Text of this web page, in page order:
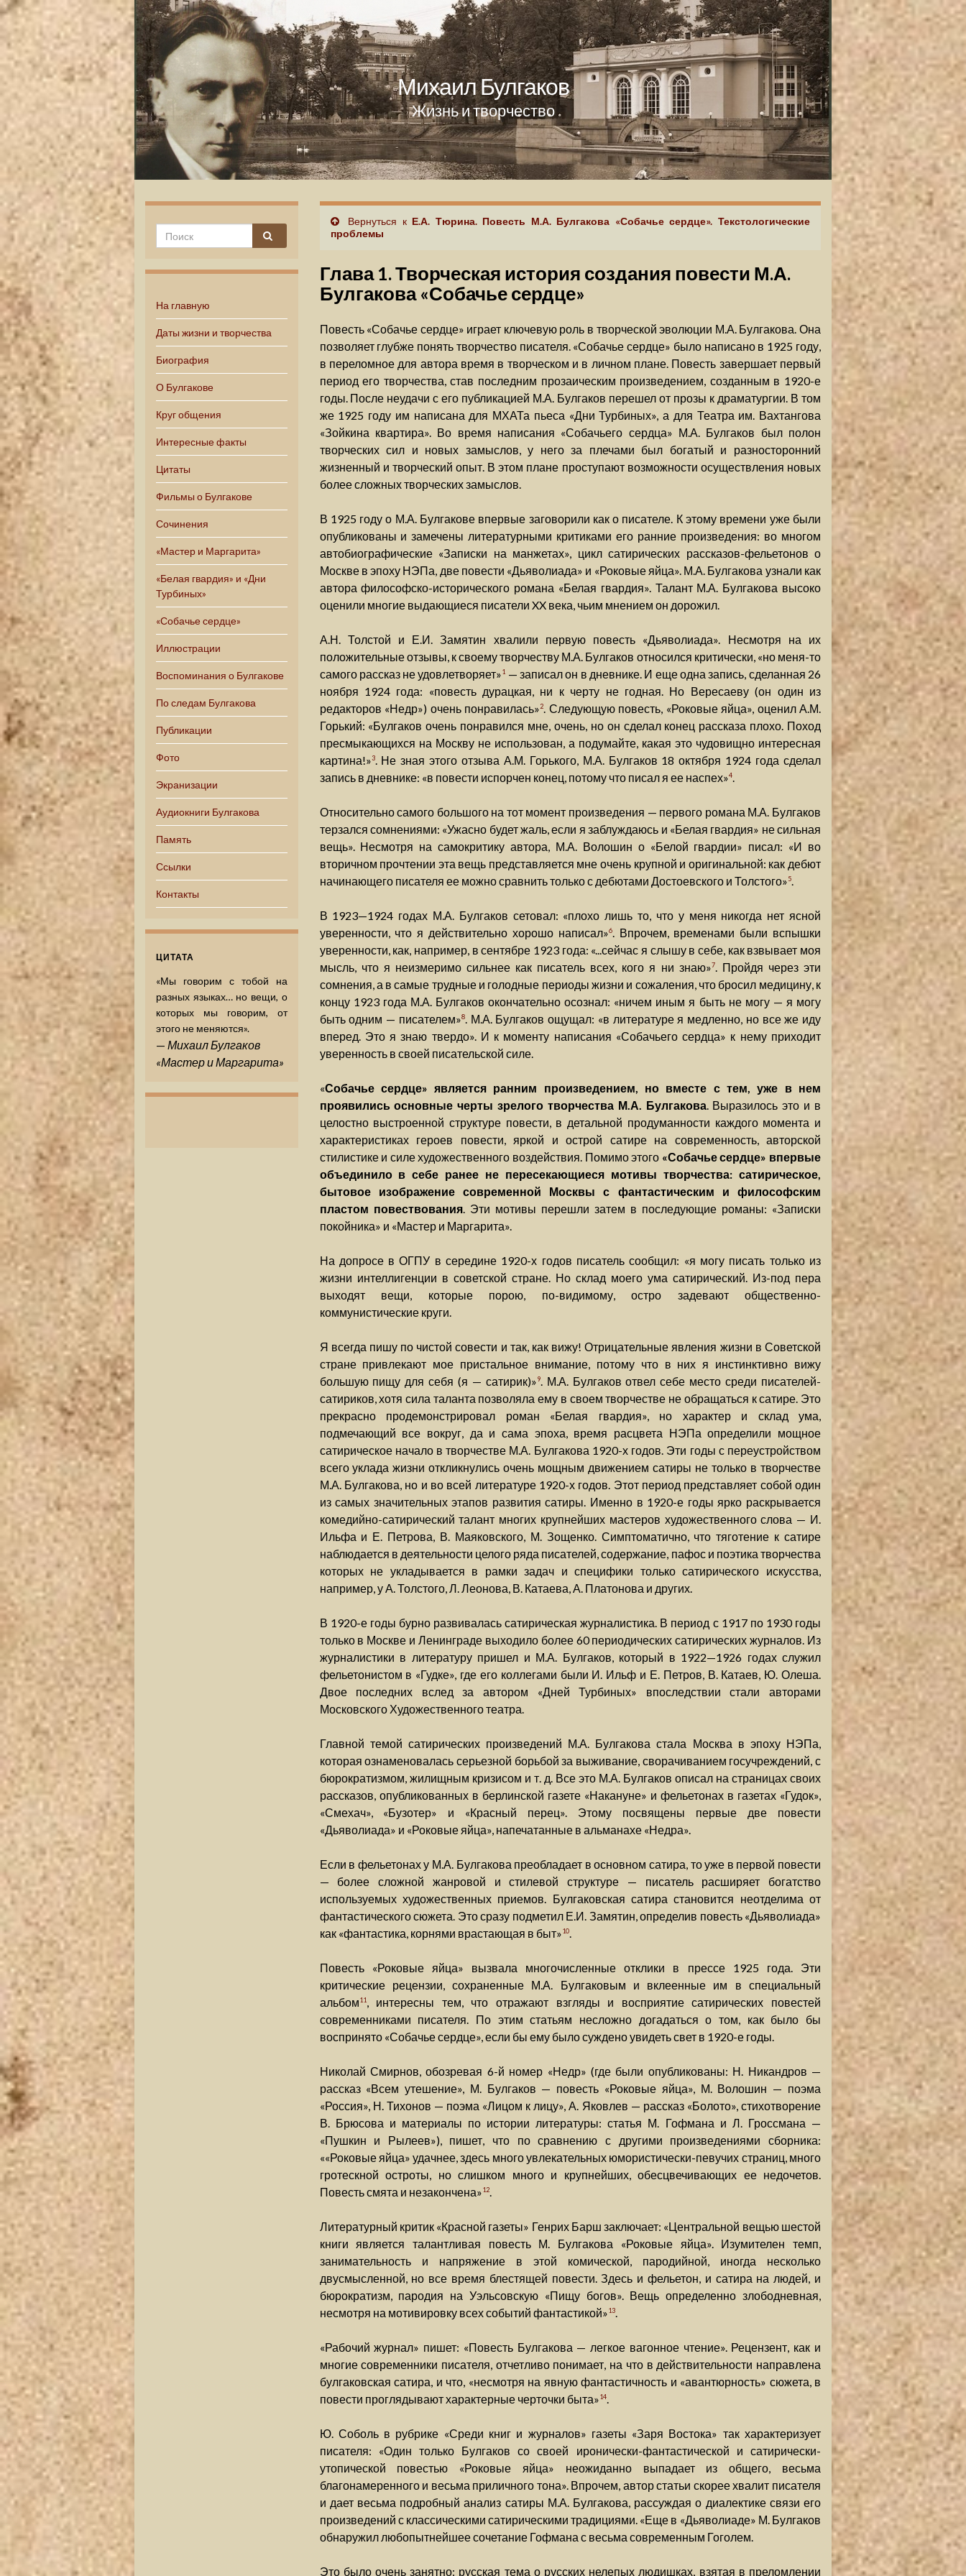
Михаил Булгаков
Жизнь и творчество
На главную
Даты жизни и творчества
Биография
О Булгакове
Круг общения
Интересные факты
Цитаты
Фильмы о Булгакове
Сочинения
«Мастер и Маргарита»
«Белая гвардия» и «Дни
Турбиных»
«Собачье сердце»
Иллюстрации
Воспоминания о Булгакове
По следам Булгакова
Публикации
Фото
Экранизации
Аудиокниги Булгакова
Память
Ссылки
Контакты
ЦИТАТА
«Мы говорим с тобой на
разных языках… но вещи, о
которых мы говорим, от
этого не меняются».
— Михаил Булгаков
«Мастер и Маргарита»
Вернуться к Е.А. Тюрина. Повесть М.А. Булгакова «Собачье сердце». Текстологические
проблемы
Глава 1. Творческая история создания повести М.А.
Булгакова «Собачье сердце»
Повесть «Собачье сердце» играет ключевую роль в творческой эволюции М.А. Булгакова. Она
позволяет глубже понять творчество писателя. «Собачье сердце» было написано в 1925 году,
в переломное для автора время в творческом и в личном плане. Повесть завершает первый
период его творчества, став последним прозаическим произведением, созданным в 1920-е
годы. После неудачи с его публикацией М.А. Булгаков перешел от прозы к драматургии. В том
же 1925 году им написана для МХАТа пьеса «Дни Турбиных», а для Театра им. Вахтангова
«Зойкина квартира». Во время написания «Собачьего сердца» М.А. Булгаков был полон
творческих сил и новых замыслов, у него за плечами был богатый и разносторонний
жизненный и творческий опыт. В этом плане проступают возможности осуществления новых
более сложных творческих замыслов.
В 1925 году о М.А. Булгакове впервые заговорили как о писателе. К этому времени уже были
опубликованы и замечены литературными критиками его ранние произведения: во многом
автобиографические «Записки на манжетах», цикл сатирических рассказов-фельетонов о
Москве в эпоху НЭПа, две повести «Дьяволиада» и «Роковые яйца». М.А. Булгакова узнали как
автора философско-исторического романа «Белая гвардия». Талант М.А. Булгакова высоко
оценили многие выдающиеся писатели XX века, чьим мнением он дорожил.
А.Н. Толстой и Е.И. Замятин хвалили первую повесть «Дьяволиада». Несмотря на их
положительные отзывы, к своему творчеству М.А. Булгаков относился критически, «но меня-то
самого рассказ не удовлетворяет»1— записал он в дневнике. И еще одна запись, сделанная 26
ноября 1924 года: «повесть дурацкая, ни к черту не годная. Но Вересаеву (он один из
редакторов «Недр») очень понравилась»2. Следующую повесть, «Роковые яйца», оценил А.М.
Горький: «Булгаков очень понравился мне, очень, но он сделал конец рассказа плохо. Поход
пресмыкающихся на Москву не использован, а подумайте, какая это чудовищно интересная
картина!»3. Не зная этого отзыва А.М. Горького, М.А. Булгаков 18 октября 1924 года сделал
запись в дневнике: «в повести испорчен конец, потому что писал я ее наспех»4.
Относительно самого большого на тот момент произведения — первого романа М.А. Булгаков
терзался сомнениями: «Ужасно будет жаль, если я заблуждаюсь и «Белая гвардия» не сильная
вещь». Несмотря на самокритику автора, М.А. Волошин о «Белой гвардии» писал: «И во
вторичном прочтении эта вещь представляется мне очень крупной и оригинальной: как дебют
начинающего писателя ее можно сравнить только с дебютами Достоевского и Толстого»5.
В 1923—1924 годах М.А. Булгаков сетовал: «плохо лишь то, что у меня никогда нет ясной
уверенности, что я действительно хорошо написал»6. Впрочем, временами были вспышки
уверенности, как, например, в сентябре 1923 года: «...сейчас я слышу в себе, как взвывает моя
мысль, что я неизмеримо сильнее как писатель всех, кого я ни знаю»7. Пройдя через эти
сомнения, а в самые трудные и голодные периоды жизни и сожаления, что бросил медицину, к
концу 1923 года М.А. Булгаков окончательно осознал: «ничем иным я быть не могу — я могу
быть одним — писателем»8. М.А. Булгаков ощущал: «в литературе я медленно, но все же иду
вперед. Это я знаю твердо». И к моменту написания «Собачьего сердца» к нему приходит
уверенность в своей писательской силе.
«Собачье сердце» является ранним произведением, но вместе с тем, уже в нем
проявились основные черты зрелого творчества М.А. Булгакова. Выразилось это и в
целостно выстроенной структуре повести, в детальной продуманности каждого момента и
характеристиках героев повести, яркой и острой сатире на современность, авторской
стилистике и силе художественного воздействия. Помимо этого «Собачье сердце» впервые
объединило в себе ранее не пересекающиеся мотивы творчества: сатирическое,
бытовое изображение современной Москвы с фантастическим и философским
пластом повествования. Эти мотивы перешли затем в последующие романы: «Записки
покойника» и «Мастер и Маргарита».
На допросе в ОГПУ в середине 1920-х годов писатель сообщил: «я могу писать только из
жизни интеллигенции в советской стране. Но склад моего ума сатирический. Из-под пера
выходят вещи, которые порою, по-видимому, остро задевают общественно-
коммунистические круги.
Я всегда пишу по чистой совести и так, как вижу! Отрицательные явления жизни в Советской
стране привлекают мое пристальное внимание, потому что в них я инстинктивно вижу
большую пищу для себя (я — сатирик)»9. М.А. Булгаков отвел себе место среди писателей-
сатириков, хотя сила таланта позволяла ему в своем творчестве не обращаться к сатире. Это
прекрасно продемонстрировал роман «Белая гвардия», но характер и склад ума,
подмечающий все вокруг, да и сама эпоха, время расцвета НЭПа определили мощное
сатирическое начало в творчестве М.А. Булгакова 1920-х годов. Эти годы с переустройством
всего уклада жизни откликнулись очень мощным движением сатиры не только в творчестве
М.А. Булгакова, но и во всей литературе 1920-х годов. Этот период представляет собой один
из самых значительных этапов развития сатиры. Именно в 1920-е годы ярко раскрывается
комедийно-сатирический талант многих крупнейших мастеров художественного слова — И.
Ильфа и Е. Петрова, В. Маяковского, М. Зощенко. Симптоматично, что тяготение к сатире
наблюдается в деятельности целого ряда писателей, содержание, пафос и поэтика творчества
которых не укладывается в рамки задач и специфики только сатирического искусства,
например, у А. Толстого, Л. Леонова, В. Катаева, А. Платонова и других.
В 1920-е годы бурно развивалась сатирическая журналистика. В период с 1917 по 1930 годы
только в Москве и Ленинграде выходило более 60 периодических сатирических журналов. Из
журналистики в литературу пришел и М.А. Булгаков, который в 1922—1926 годах служил
фельетонистом в «Гудке», где его коллегами были И. Ильф и Е. Петров, В. Катаев, Ю. Олеша.
Двое последних вслед за автором «Дней Турбиных» впоследствии стали авторами
Московского Художественного театра.
Главной темой сатирических произведений М.А. Булгакова стала Москва в эпоху НЭПа,
которая ознаменовалась серьезной борьбой за выживание, сворачиванием госучреждений, с
бюрократизмом, жилищным кризисом и т. д. Все это М.А. Булгаков описал на страницах своих
рассказов, опубликованных в берлинской газете «Накануне» и фельетонах в газетах «Гудок»,
«Смехач», «Бузотер» и «Красный перец». Этому посвящены первые две повести
«Дьяволиада» и «Роковые яйца», напечатанные в альманахе «Недра».
Если в фельетонах у М.А. Булгакова преобладает в основном сатира, то уже в первой повести
— более сложной жанровой и стилевой структуре — писатель расширяет богатство
используемых художественных приемов. Булгаковская сатира становится неотделима от
фантастического сюжета. Это сразу подметил Е.И. Замятин, определив повесть «Дьяволиада»
как «фантастика, корнями врастающая в быт»10.
Повесть «Роковые яйца» вызвала многочисленные отклики в прессе 1925 года. Эти
критические рецензии, сохраненные М.А. Булгаковым и вклеенные им в специальный
альбом11, интересны тем, что отражают взгляды и восприятие сатирических повестей
современниками писателя. По этим статьям несложно догадаться о том, как было бы
воспринято «Собачье сердце», если бы ему было суждено увидеть свет в 1920-е годы.
Николай Смирнов, обозревая 6-й номер «Недр» (где были опубликованы: Н. Никандров —
рассказ «Всем утешение», М. Булгаков — повесть «Роковые яйца», М. Волошин — поэма
«Россия», Н. Тихонов — поэма «Лицом к лицу», А. Яковлев — рассказ «Болото», стихотворение
В. Брюсова и материалы по истории литературы: статья М. Гофмана и Л. Гроссмана —
«Пушкин и Рылеев»), пишет, что по сравнению с другими произведениями сборника:
««Роковые яйца» удачнее, здесь много увлекательных юмористически-певучих страниц, много
гротескной остроты, но слишком много и крупнейших, обесцвечивающих ее недочетов.
Повесть смята и незакончена»12.
Литературный критик «Красной газеты» Генрих Барш заключает: «Центральной вещью шестой
книги является талантливая повесть М. Булгакова «Роковые яйца». Изумителен темп,
занимательность и напряжение в этой комической, пародийной, иногда несколько
двусмысленной, но все время блестящей повести. Здесь и фельетон, и сатира на людей, и
бюрократизм, пародия на Уэльсовскую «Пищу богов». Вещь определенно злободневная,
несмотря на мотивировку всех событий фантастикой»13.
«Рабочий журнал» пишет: «Повесть Булгакова — легкое вагонное чтение». Рецензент, как и
многие современники писателя, отчетливо понимает, на что в действительности направлена
булгаковская сатира, и что, «несмотря на явную фантастичность и «авантюрность» сюжета, в
повести проглядывают характерные черточки быта»14.
Ю. Соболь в рубрике «Среди книг и журналов» газеты «Заря Востока» так характеризует
писателя: «Один только Булгаков со своей иронически-фантастической и сатирически-
утопической повестью «Роковые яйца» неожиданно выпадает из общего, весьма
благонамеренного и весьма приличного тона». Впрочем, автор статьи скорее хвалит писателя
и дает весьма подробный анализ сатиры М.А. Булгакова, рассуждая о диалектике связи его
произведений с классическими сатирическими традициями. «Еще в «Дьяволиаде» М. Булгаков
обнаружил любопытнейшее сочетание Гофмана с весьма современным Гоголем.
Это было очень занятно: русская тема о русских нелепых людишках, взятая в преломлении